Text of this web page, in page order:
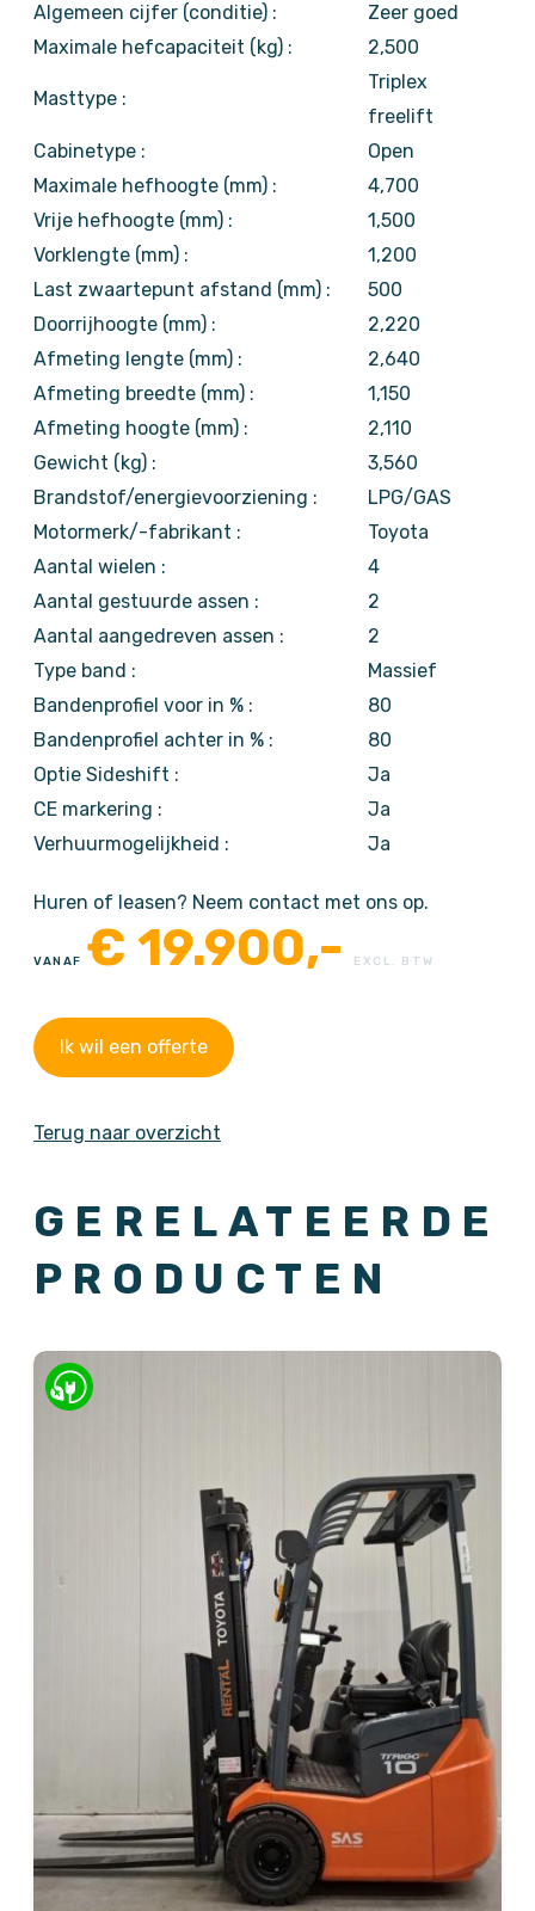
Algemeen cijfer (conditie) :
Zeer goed
Maximale hefcapaciteit (kg) :
2,500
Masttype :
Triplex
freelift
Cabinetype :
Open
Maximale hefhoogte (mm) :
4,700
Vrije hefhoogte (mm) :
1,500
Vorklengte (mm) :
1,200
Last zwaartepunt afstand (mm) :
500
Doorrijhoogte (mm) :
2,220
Afmeting lengte (mm) :
2,640
Afmeting breedte (mm) :
1,150
Afmeting hoogte (mm) :
2,110
Gewicht (kg) :
3,560
Brandstof/energievoorziening :
LPG/GAS
Motormerk/-fabrikant :
Toyota
Aantal wielen :
4
Aantal gestuurde assen :
2
Aantal aangedreven assen :
2
Type band :
Massief
Bandenprofiel voor in % :
80
Bandenprofiel achter in % :
80
Optie Sideshift :
Ja
CE markering :
Ja
Verhuurmogelijkheid :
Ja
Huren of leasen? Neem contact met ons op.
VANAF € 19.900,- EXCL. BTW
Ik wil een offerte
Terug naar overzicht
GERELATEERDE
PRODUCTEN